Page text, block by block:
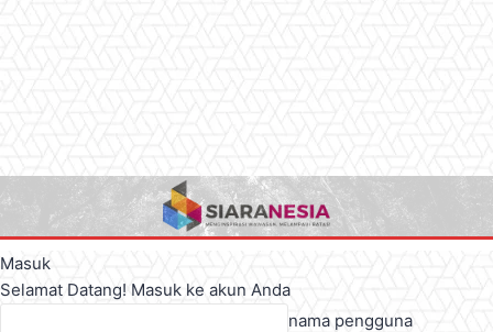
Masuk
Selamat Datang! Masuk ke akun Anda
nama pengguna